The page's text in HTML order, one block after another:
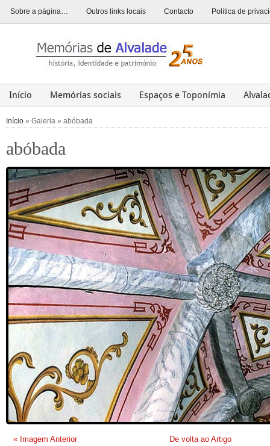
Sobre a página… Outros links locais Contacto Política de
Início Memórias sociais Espaços e Toponímia
Alvalade
Opinião
Início » Galeria » abóbada
abóbada
« Imagem Anterior De volta ao Artigo